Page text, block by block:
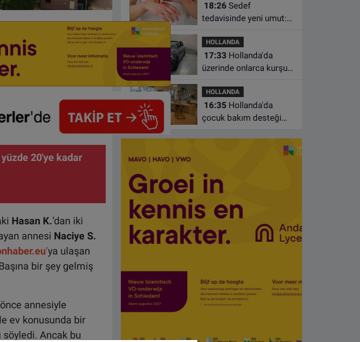
20'ye kadar
Hasan K.’dan iki
annesi Naciye S.
’ya ulaşan
bir şey gelmiş
annesiyle
ev konusunda bir
Ancak bu
1.500 euro ceza
18:26
tedavisinde yeni umut:
iyileşmediği bulundu
HOLLANDA
17:33
üzerinde onlarca kurşun
euroya satışa çıktı
HOLLANDA
16:35
çocuk bakım desteği
hâlâ ek ödeme yapıyor